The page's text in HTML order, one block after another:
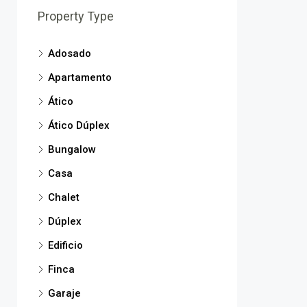
Property Type
Adosado
Apartamento
Ático
Ático Dúplex
Bungalow
Casa
Chalet
Dúplex
Edificio
Finca
Garaje